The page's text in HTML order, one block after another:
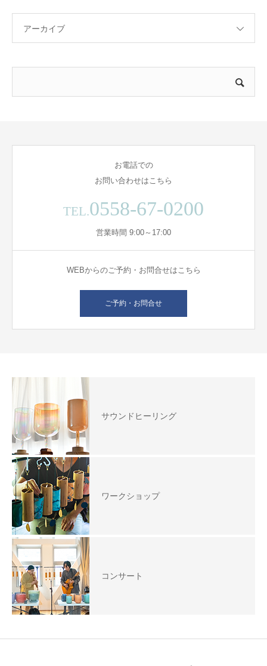
アーカイブ
お電話での
お問い合わせはこちら
TEL.0558-67-0200
営業時間 9:00～17:00
WEBからのご予約・お問合せはこちら
ご予約・お問合せ
サウンドヒーリング
ワークショップ
コンサート